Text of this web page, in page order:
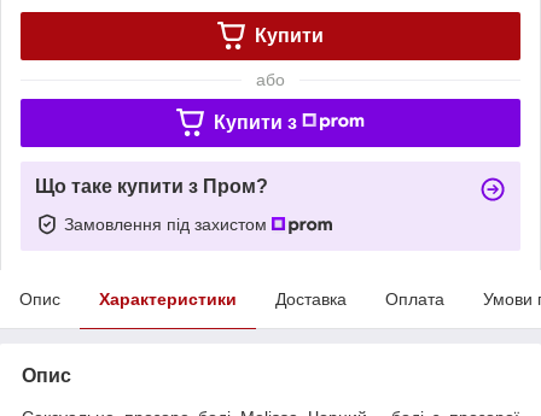
Купити
або
Купити з
Що таке купити з Пром?
Замовлення під захистом
Опис Характеристики Доставка Оплата Умови
Опис